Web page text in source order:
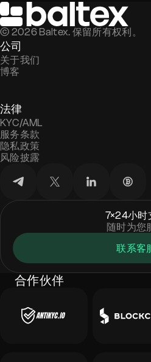
© 2026 Baltex. 保留所有权利。
公司
关于我们
博客
法律
KYC/AML
服务条款
隐私政策
风险披露
7×24小时
随时为您
联系客
合作伙伴